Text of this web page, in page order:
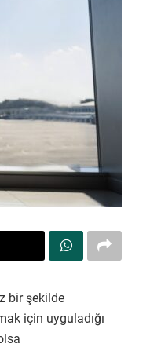
bir şekilde
için uyguladığı